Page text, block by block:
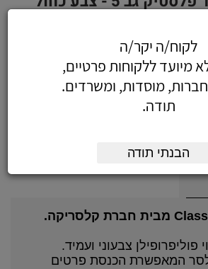
צבעוני ועמיד.
המאפשרת הכנסת פרטים
לקוח/ה יקר/ה
מיועד ללקוחות פרטיים,
מוסדות, ומשרדים.
תודה.
הבנתי תודה